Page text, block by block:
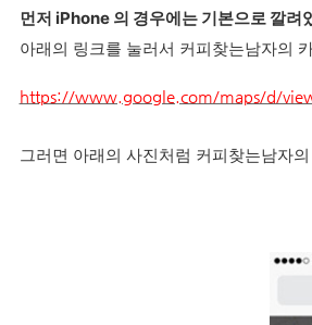
먼저 iPhone 의 경우에는 기본으로 깔
아래의 링크를 눌러서 커피찾는남자의
https://www.google.com/maps/d/
그러면 아래의 사진처럼 커피찾는남자